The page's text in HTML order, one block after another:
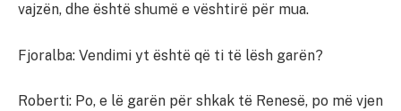
vajzën, dhe është shumë e vështirë për mua.
Fjoralba: Vendimi yt është që ti të lësh garën?
Roberti: Po, e lë garën për shkak të Renesë, po më vjen